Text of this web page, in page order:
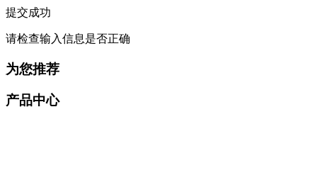
提交成功
请检查输入信息是否正确
为您推荐
产品中心